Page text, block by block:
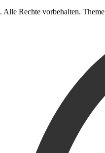
. Alle Rechte vorbehalten. Theme